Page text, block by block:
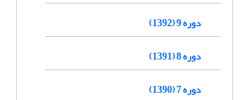
دوره 9 (1392)
دوره 8 (1391)
دوره 7 (1390)